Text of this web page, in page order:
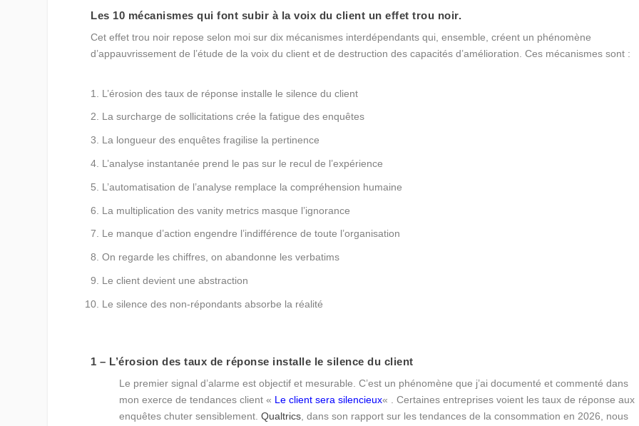
Les 10 mécanismes qui font subir à la voix du client un effet trou noir.
Cet effet trou noir repose selon moi sur dix mécanismes interdépendants qui, ensemble, créent un phénomène
d’appauvrissement de l’étude de la voix du client et de destruction des capacités d’amélioration. Ces mécanismes sont :
L’érosion des taux de réponse installe le silence du client
La surcharge de sollicitations crée la fatigue des enquêtes
La longueur des enquêtes fragilise la pertinence
L’analyse instantanée prend le pas sur le recul de l’expérience
L’automatisation de l’analyse remplace la compréhension humaine
La multiplication des vanity metrics masque l’ignorance
Le manque d’action engendre l’indifférence de toute l’organisation
On regarde les chiffres, on abandonne les verbatims
Le client devient une abstraction
Le silence des non-répondants absorbe la réalité
1 – L’érosion des taux de réponse installe le silence du client
Le premier signal d’alarme est objectif et mesurable. C’est un phénomène que j’ai documenté et commenté dans
mon exerce de tendances client « Le client sera silencieux« . Certaines entreprises voient les taux de réponse aux
enquêtes chuter sensiblement.Qualtrics , dans son rapport sur les tendances de la consommation en 2026, nous